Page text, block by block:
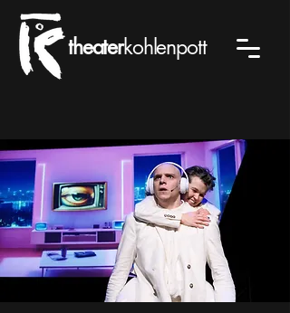
theaterkohlenpott